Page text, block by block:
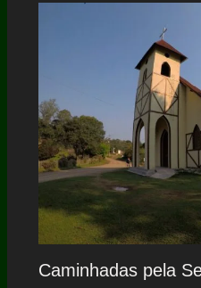
Caminhadas pela